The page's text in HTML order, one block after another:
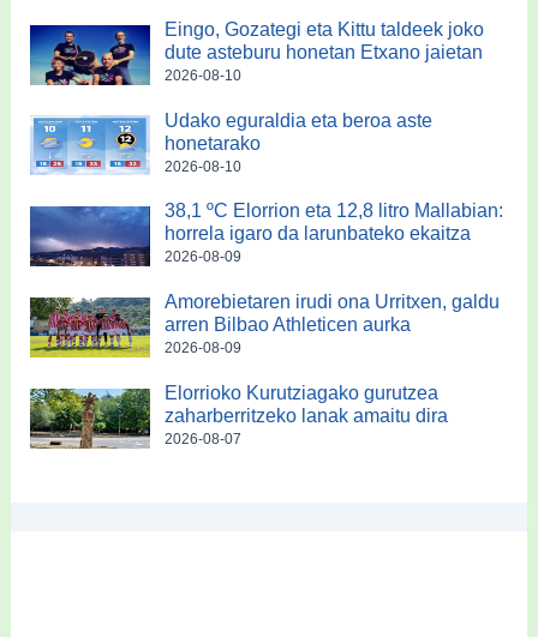
Eingo, Gozategi eta Kittu taldeek joko
dute asteburu honetan Etxano jaietan
2026-08-10
Udako eguraldia eta beroa aste
honetarako
2026-08-10
38,1 ºC Elorrion eta 12,8 litro Mallabian:
horrela igaro da larunbateko ekaitza
2026-08-09
Amorebietaren irudi ona Urritxen, galdu
arren Bilbao Athleticen aurka
2026-08-09
Elorrioko Kurutziagako gurutzea
zaharberritzeko lanak amaitu dira
2026-08-07